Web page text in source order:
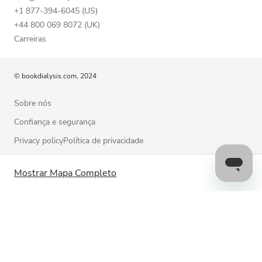
Mostrar Mapa Completo
+1 877-394-6045 (US)
+44 800 069 8072 (UK)
Carreiras
© bookdialysis.com, 2024
Sobre nós
Confiança e segurança
Privacy policyPolítica de privacidade
Política de cookies